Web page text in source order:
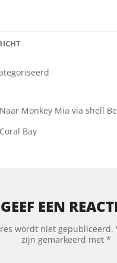
Monkey Mia via shell
Bay
GEEF EEN
wordt niet gepubliceerd.
zijn gemarkeerd met*